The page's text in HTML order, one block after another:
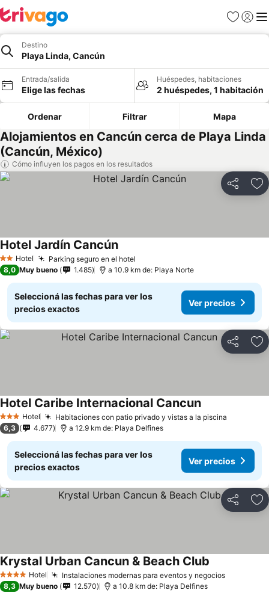
Favoritos
Iniciar
Destino
Playa Linda, Cancún
Entrada/salida
Elige las fechas
Huéspedes, habitaciones
2 huéspedes, 1 habitación
Ordenar Filtrar Mapa
Alojamientos en Cancún cerca de Playa Linda
(Cancún, México)
Cómo influyen los pagos en los resultados
Compartir
2 Estrellas
Hotel Parking seguro en el hotel
Hotel Jardín Cancún
8,0 Muy bueno 1.485 a 10.9 km de: Playa Norte
Seleccioná las fechas para ver los
precios exactos
Ver precios
Compartir
3 Estrellas
Hotel Habitaciones con patio privado y vistas a la piscina
Hotel Caribe Internacional Cancun
6,3 4.677 a 12.9 km de: Playa Delfines
Seleccioná las fechas para ver los
precios exactos
Ver precios
Compartir
4 EstrellasHotel Instalaciones modernas para eventos y negocios
Krystal Urban Cancun & Beach Club
8,3 Muy bueno 12.570 a 10.8 km de: Playa Delfines